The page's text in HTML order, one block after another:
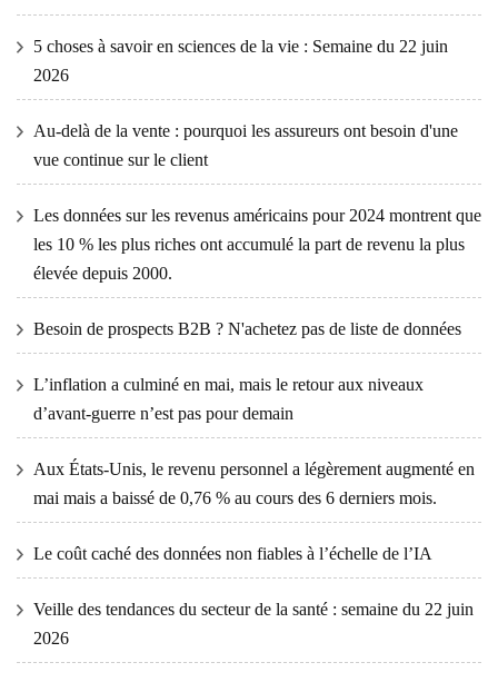
5 choses à savoir en sciences de la vie : Semaine du 22 juin
2026
Au-delà de la vente : pourquoi les assureurs ont besoin d'une
vue continue sur le client
Les données sur les revenus américains pour 2024 montrent que
les 10 % les plus riches ont accumulé la part de revenu la plus
élevée depuis 2000.
Besoin de prospects B2B ? N'achetez pas de liste de données
L’inflation a culminé en mai, mais le retour aux niveaux
d’avant-guerre n’est pas pour demain
Aux États-Unis, le revenu personnel a légèrement augmenté en
mai mais a baissé de 0,76 % au cours des 6 derniers mois.
Le coût caché des données non fiables à l’échelle de l’IA
Veille des tendances du secteur de la santé : semaine du 22 juin
2026